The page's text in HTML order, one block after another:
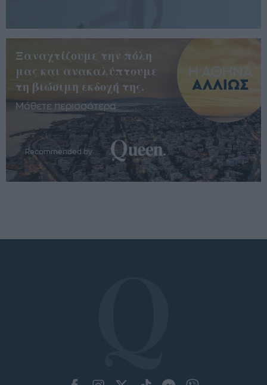
Ξαναχτίζουμε την πόλη
μας και ανακαλύπτουμε
τη βιώσιμη εκδοχή της.
Μάθετε περισσότερα
Recommended by